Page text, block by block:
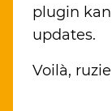
plugin
updates.
Voilà,